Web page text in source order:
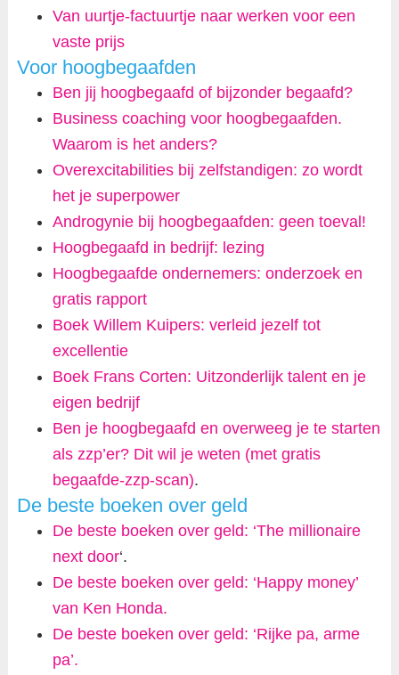
Van uurtje-factuurtje naar werken voor een
vaste prijs
Voor hoogbegaafden
Ben jij hoogbegaafd of bijzonder begaafd?
Business coaching voor hoogbegaafden.
Waarom is het anders?
Overexcitabilities bij zelfstandigen: zo wordt
het je superpower
Androgynie bij hoogbegaafden: geen toeval!
Hoogbegaafd in bedrijf: lezing
Hoogbegaafde ondernemers: onderzoek en
gratis rapport
Boek Willem Kuipers: verleid jezelf tot
excellentie
Boek Frans Corten: Uitzonderlijk talent en je
eigen bedrijf
Ben je hoogbegaafd en overweeg je te starten
als zzp’er? Dit wil je weten (met gratis
begaafde-zzp-scan).
De beste boeken over geld
De beste boeken over geld: ‘The millionaire
next door‘.
De beste boeken over geld: ‘Happy money’
van Ken Honda.
De beste boeken over geld: ‘Rijke pa, arme
pa’.